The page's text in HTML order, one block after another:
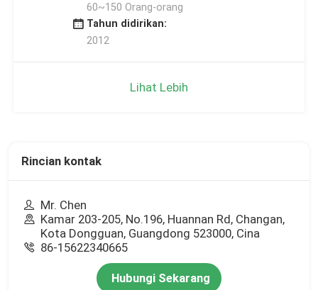
60~150 Orang-orang
Tahun didirikan:
2012
Lihat Lebih
Rincian kontak
Mr. Chen
Kamar 203-205, No.196, Huannan Rd, Changan,
Kota Dongguan, Guangdong 523000, Cina
86-15622340665
Hubungi Sekarang